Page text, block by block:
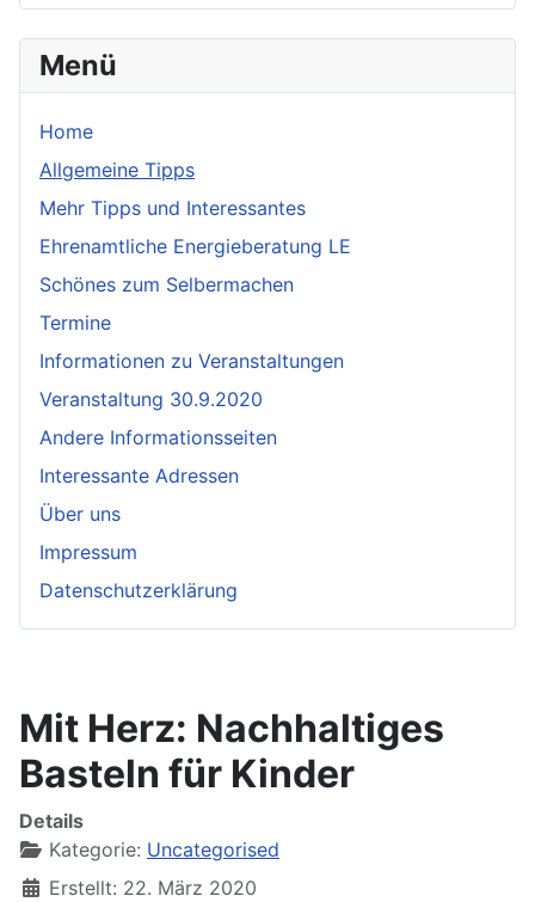
Menü
Home
Allgemeine Tipps
Mehr Tipps und Interessantes
Ehrenamtliche Energieberatung LE
Schönes zum Selbermachen
Termine
Informationen zu Veranstaltungen
Veranstaltung 30.9.2020
Andere Informationsseiten
Interessante Adressen
Über uns
Impressum
Datenschutzerklärung
Mit Herz: Nachhaltiges
Basteln für Kinder
Details
Kategorie: Uncategorised
Erstellt: 22. März 2020